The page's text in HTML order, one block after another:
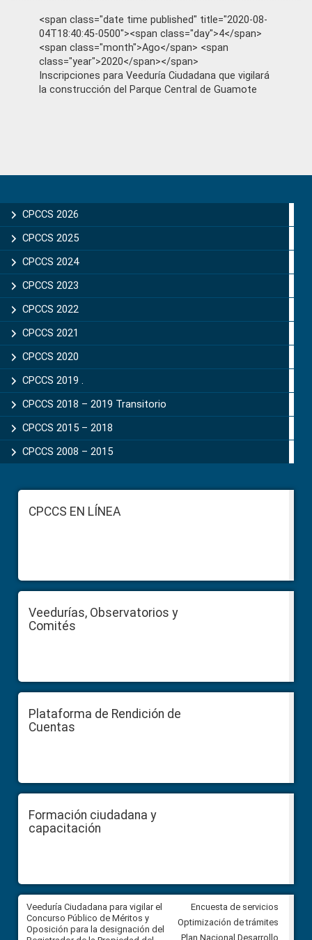
<span class="date time published" title="2020-08-
04T18:40:45-0500"><span class="day">4</span>
<span class="month">Ago</span> <span
class="year">2020</span></span>
Inscripciones para Veeduría Ciudadana que vigilará
la construcción del Parque Central de Guamote
Sidebar
CPCCS 2026
CPCCS 2025
CPCCS 2024
CPCCS 2023
CPCCS 2022
CPCCS 2021
CPCCS 2020
CPCCS 2019 .
CPCCS 2018 – 2019 Transitorio
CPCCS 2015 – 2018
CPCCS 2008 – 2015
FooterCPCCS EN LÍNEA
Veedurías, Observatorios y
Comités
Plataforma de Rendición de
Cuentas
Formación ciudadana y
capacitación
Veeduría Ciudadana para vigilar el
Concurso Público de Méritos y
Oposición para la designación del
Veeduría Ciudadana para
construcción del asfaltado de
diferentes barrios del sector
Encuesta de servicios
Optimización de trámites
Plan Nacional Desarrollo